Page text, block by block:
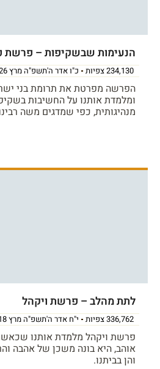
הנעימות שבשקיפות – פרשת
234,130 צפיות כ"ו אדר ה'תשפ"ה מרץ 26, 2025
הפרשה מפרטת את תרומת בני
ומלמדת אותנו על החשיבות
מנהיגותית, כפי שמדגים משה
לתת מהלב – פרשת ויקהל
336,762 צפיות י"ח אדר ה'תשפ"ה מרץ 18, 2025
פרשת ויקהל מלמדת אותנו
אוהב, היא בונה משכן של אהבה
והן בביתנו.